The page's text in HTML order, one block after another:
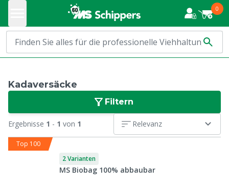
0
Kadaversäcke
Filtern
Ergebnisse 1 - 1 von 1 Relevanz
Top 100
2 Varianten
MS Biobag 100% abbaubar